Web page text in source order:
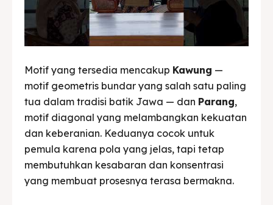
Motif yang tersedia mencakup Kawung —
motif geometris bundar yang salah satu paling
tua dalam tradisi batik Jawa — dan Parang,
motif diagonal yang melambangkan kekuatan
dan keberanian. Keduanya cocok untuk
pemula karena pola yang jelas, tapi tetap
membutuhkan kesabaran dan konsentrasi
yang membuat prosesnya terasa bermakna.